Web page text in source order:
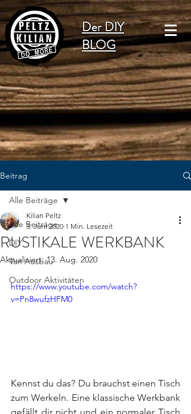
Der DIY
BLOG
Beitrag
Alle Beiträge
DIY
Van Ausbau
Outdoor Aktivitäten
Alle Beiträge
RUSTIKALE WERKBANK
Kilian Peltz
3. Juni 2020 1 Min. Lesezeit
Aktualisiert:13. Aug. 2020
https://www.youtube.com/watch?
v=Pn8wufzHFM0
Kennst du das? Du brauchst einen Tisch
zum Werkeln. Eine klassische Werkbank